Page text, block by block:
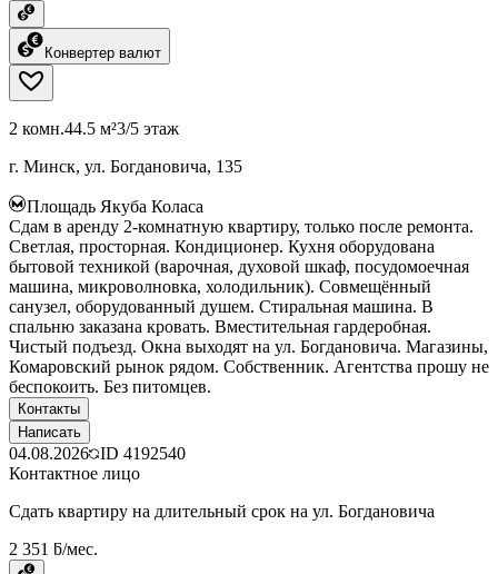
Конвертер валют
2 комн.44.5 м²3/5 этаж
г. Минск, ул. Богдановича, 135
Площадь Якуба Коласа
Сдам в аренду 2-комнатную квартиру, только после ремонта.
Светлая, просторная. Кондиционер. Кухня оборудована
бытовой техникой (варочная, духовой шкаф, посудомоечная
машина, микроволновка, холодильник). Совмещённый
санузел, оборудованный душем. Стиральная машина. В
спальню заказана кровать. Вместительная гардеробная.
Чистый подъезд. Окна выходят на ул. Богдановича. Магазины,
Комаровский рынок рядом. Собственник. Агентства прошу не
беспокоить. Без питомцев.
Контакты
Написать
04.08.2026 ID 4192540
Контактное лицо
Сдать квартиру на длительный срок на ул. Богдановича
2 351 ƃ/мес.